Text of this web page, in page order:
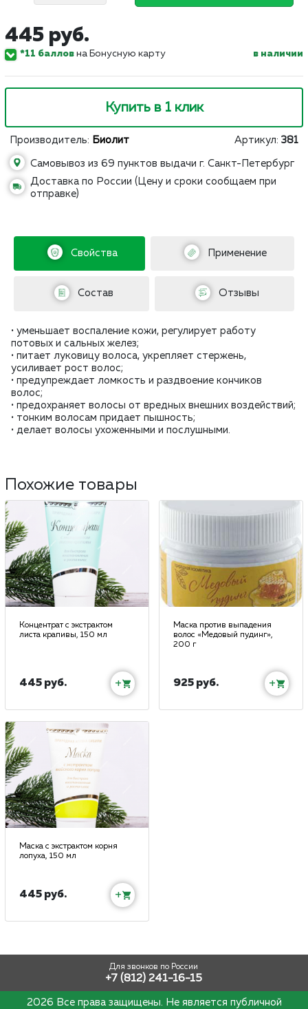
445 руб.
*11 баллов на Бонусную карту в наличии
Купить в 1 клик
Производитель: Биолит Артикул: 381
Самовывоз из 69 пунктов выдачи г. Санкт-Петербург
Доставка по России (Цену и сроки сообщаем при
отправке)
Свойства Применение
Состав Отзывы
• уменьшает воспаление кожи, регулирует работу
потовых и сальных желез;
• питает луковицу волоса, укрепляет стержень,
усиливает рост волос;
• предупреждает ломкость и раздвоение кончиков
волос;
• предохраняет волосы от вредных внешних воздействий;
• тонким волосам придает пышность;
• делает волосы ухоженными и послушными.
Похожие товары
Концентрат с экстрактом
листа крапивы, 150 мл
445 руб. +
Маска против выпадения
волос «Медовый пудинг»,
200 г
925 руб. +
Маска с экстрактом корня
лопуха, 150 мл
445 руб. +
Для звонков по России
+7 (812) 241-16-15
2026 Все права защищены. Не является публичной